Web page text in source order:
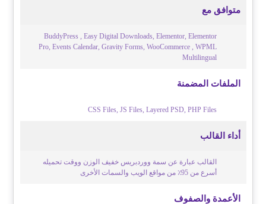
متوافق مع
BuddyPress , Easy Digital Downloads, Elementor, Elementor
Pro, Events Calendar, Gravity Forms, WooCommerce , WPML
Multilingual
الملفات المضمنة
CSS Files, JS Files, Layered PSD, PHP Files
أداء القالب
القالب عبارة عن سمة ووردبريس خفيف الوزن ووقت تحميله
أسرع من 95٪ من مواقع الويب والسمات الأخرى
الأعمدة والصفوف